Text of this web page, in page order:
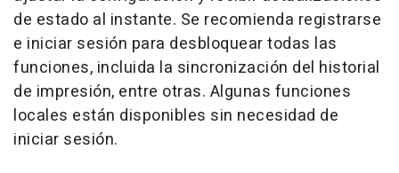
de estado al instante. Se recomienda registrarse
e iniciar sesión para desbloquear todas las
funciones, incluida la sincronización del historial
de impresión, entre otras. Algunas funciones
locales están disponibles sin necesidad de
iniciar sesión.